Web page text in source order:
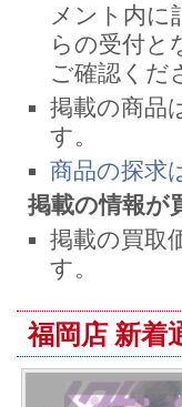
メント内に
らの受付と
ご確認くだ
掲載の商品
す。
商品の探求
掲載の情報が
掲載の買取
す。
福岡店 新着